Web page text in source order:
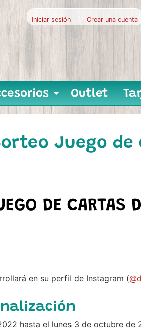
Iniciar sesión Crear una cuenta
menu
child menu
Expand
Outlet
Juego de
DE CARTAS
en su perfil de Instagram (
hasta el lunes 3 de octubre de